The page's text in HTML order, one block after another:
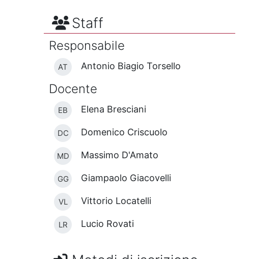
Staff
Responsabile
AT Antonio Biagio Torsello
Docente
EB Elena Bresciani
DC Domenico Criscuolo
MD Massimo D'Amato
GG Giampaolo Giacovelli
VL Vittorio Locatelli
LR Lucio Rovati